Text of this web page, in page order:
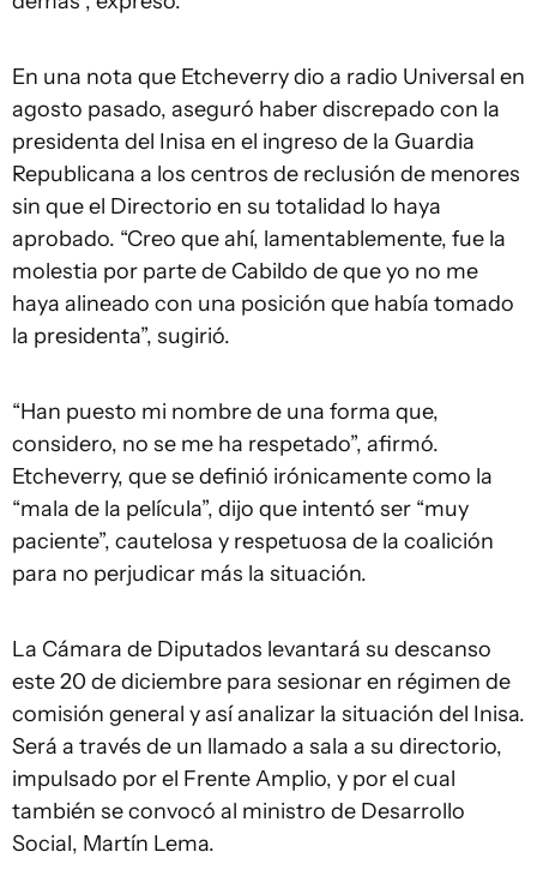
En una nota que Etcheverry dio a radio Universal en
agosto pasado, aseguró haber discrepado con la
presidenta del Inisa en el ingreso de la Guardia
Republicana a los centros de reclusión de menores
sin que el Directorio en su totalidad lo haya
aprobado. “Creo que ahí, lamentablemente, fue la
molestia por parte de Cabildo de que yo no me
haya alineado con una posición que había tomado
la presidenta”, sugirió.
“Han puesto mi nombre de una forma que,
considero, no se me ha respetado”, afirmó.
Etcheverry, que se definió irónicamente como la
“mala de la película”, dijo que intentó ser “muy
paciente”, cautelosa y respetuosa de la coalición
para no perjudicar más la situación.
La Cámara de Diputados levantará su descanso
este 20 de diciembre para sesionar en régimen de
comisión general y así analizar la situación del Inisa.
Será a través de un llamado a sala a su directorio,
impulsado por el Frente Amplio, y por el cual
también se convocó al ministro de Desarrollo
Social, Martín Lema.